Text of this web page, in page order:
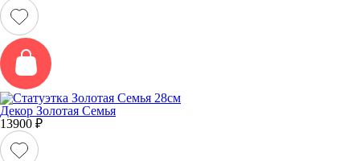
Декор Золотая Семья
13900 ₽